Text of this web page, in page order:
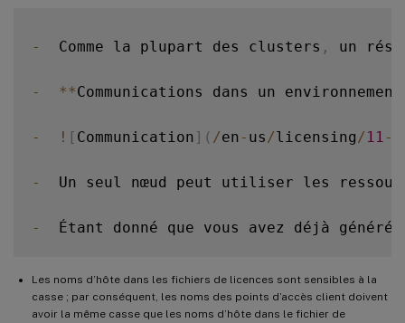
-
  Comme la plupart des clusters
, un
- **Communications dans un
- ! [ Communication ] ( /en - us /licensing / 11 -
-
Un seul nœud peut utiliser les
-
Étant donné que vous avez déjà généré
Les noms d’hôte dans les fichiers de licences sont sensibles à la
casse ; par conséquent, les noms des points d’accès client doivent
avoir la même casse que les noms d’hôte dans le fichier de